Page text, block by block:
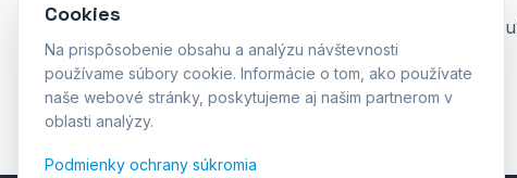
Ak máte otázky ohľadom
E-mail: info@stema.sk
Telefón:+421 911 626 326
Cookies
Na prispôsobenie obsahu a analýzu návštevnosti
používame súbory cookie. Informácie o tom, ako používate
naše webové stránky, poskytujeme aj našim partnerom v
oblasti analýzy.
Podmienky ochrany súkromia